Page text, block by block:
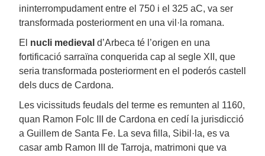
ininterrompudament entre el 750 i el 325 aC, va ser
transformada posteriorment en una vil·la romana.
El nucli medieval d’Arbeca té l’origen en una
fortificació sarraïna conquerida cap al segle XII, que
seria transformada posteriorment en el poderós castell
dels ducs de Cardona.
Les vicissituds feudals del terme es remunten al 1160,
quan Ramon Folc III de Cardona en cedí la jurisdicció
a Guillem de Santa Fe. La seva filla, Sibil·la, es va
casar amb Ramon III de Tarroja, matrimoni que va